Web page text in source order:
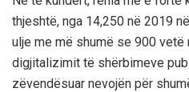
thjeshtë, nga 14,250 në 2019
ulje me më shumë se 900
digjitalizimit të shërbimeve
zëvendësuar nevojën për